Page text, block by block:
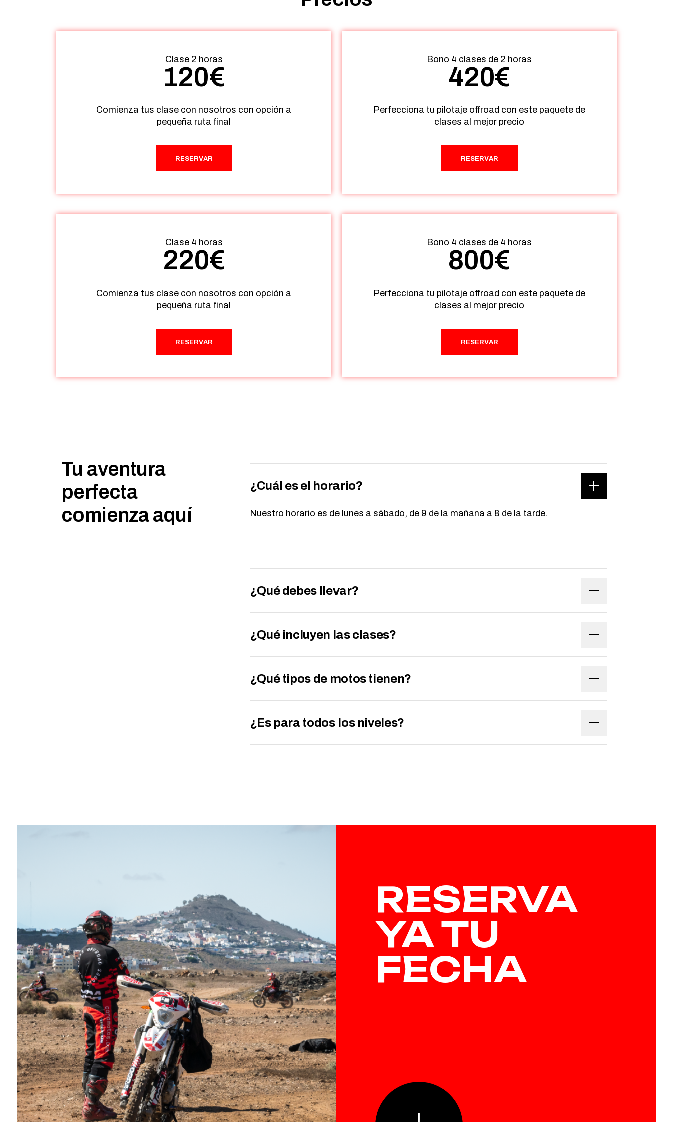
Clase 2 horas
120€
Comienza tus clase con nosotros con opción a
pequeña ruta final
RESERVAR
Bono 4 clases de 2 horas
420€
Perfecciona tu pilotaje offroad con este paquete de
clases al mejor precio
RESERVAR
Clase 4 horas
220€
Comienza tus clase con nosotros con opción a
pequeña ruta final
RESERVAR
Bono 4 clases de 4 horas
800€
Perfecciona tu pilotaje offroad con este paquete de
clases al mejor precio
RESERVAR
Tu aventura
perfecta
comienza aquí
¿Cuál es el horario?
Nuestro horario es de lunes a sábado, de 9 de la mañana a 8 de la tarde.
¿Qué debes llevar?
¿Qué incluyen las clases?
¿Qué tipos de motos tienen?
¿Es para todos los niveles?
RESERVA
YA TU
FECHA